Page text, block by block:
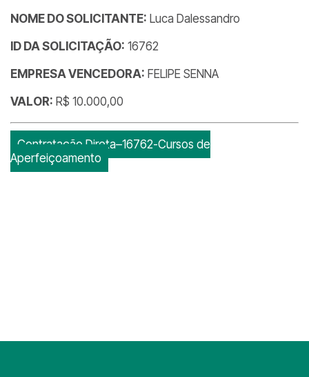
NOME DO SOLICITANTE: Luca Dalessandro
ID DA SOLICITAÇÃO: 16762
EMPRESA VENCEDORA: FELIPE SENNA
VALOR: R$ 10.000,00
Contratação Direta–16762-Cursos de
Aperfeiçoamento